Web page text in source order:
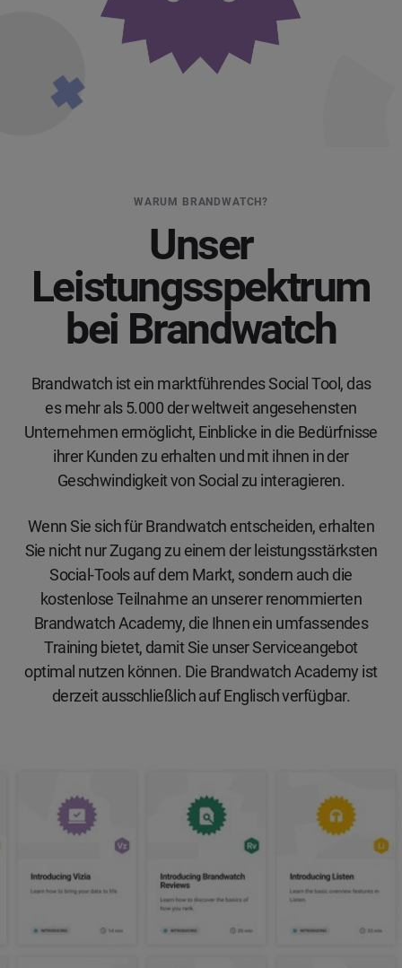
WARUM BRANDWATCH?
Unser
Leistungsspektrum
bei Brandwatch
Brandwatch ist ein marktführendes Social Tool, das
es mehr als 5.000 der weltweit angesehensten
Unternehmen ermöglicht, Einblicke in die Bedürfnisse
ihrer Kunden zu erhalten und mit ihnen in der
Geschwindigkeit von Social zu interagieren.
Wenn Sie sich für Brandwatch entscheiden, erhalten
Sie nicht nur Zugang zu einem der leistungsstärksten
Social-Tools auf dem Markt, sondern auch die
kostenlose Teilnahme an unserer renommierten
Brandwatch Academy, die Ihnen ein umfassendes
Training bietet, damit Sie unser Serviceangebot
optimal nutzen können. Die Brandwatch Academy ist
derzeit ausschließlich auf Englisch verfügbar.